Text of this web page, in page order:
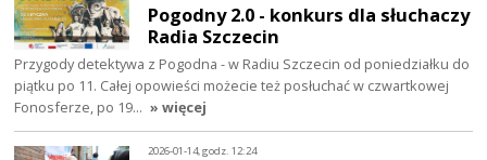
Pogodny 2.0 - konkurs dla słuchaczy
Radia Szczecin
Przygody detektywa z Pogodna - w Radiu Szczecin od poniedziałku do
piątku po 11. Całej opowieści możecie też posłuchać w czwartkowej
Fonosferze, po 19… » więcej
2026-01-14, godz. 12:24